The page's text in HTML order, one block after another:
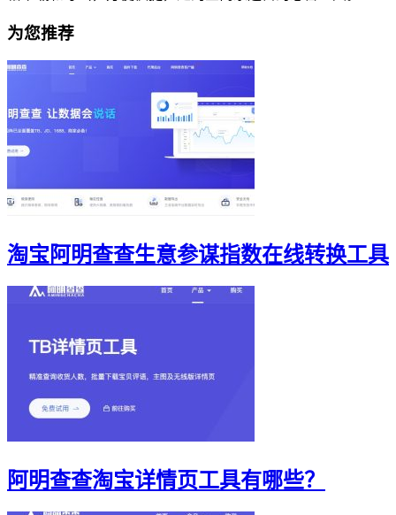
为您推荐
淘宝阿明查查生意参谋指数在线转换工具
阿明查查淘宝详情页工具有哪些？